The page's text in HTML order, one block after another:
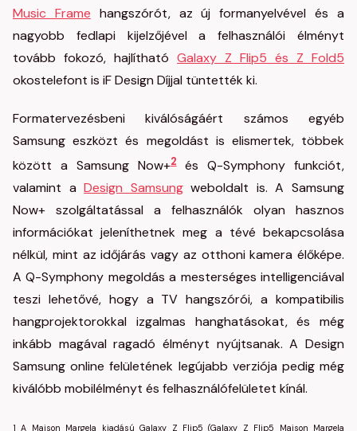
Music Frame hangszórót, az új formanyelvével és a
nagyobb fedlapi kijelzőjével a felhasználói élményt
tovább fokozó, hajlítható Galaxy Z Flip5 és Z Fold5
okostelefont is iF Design Díjjal tüntették ki.
Formatervezésbeni kiválóságáért számos egyéb
Samsung eszközt és megoldást is elismertek, többek
között a Samsung Now+2és Q-Symphony funkciót,
valamint aDesign Samsungweboldalt is. A Samsung
Now+ szolgáltatással a felhasználók olyan hasznos
információkat jeleníthetnek meg a tévé bekapcsolása
nélkül, mint az időjárás vagy az otthoni kamera élőképe.
A Q-Symphony megoldás a mesterséges intelligenciával
teszi lehetővé, hogy a TV hangszórói, a kompatibilis
hangprojektorokkal izgalmas hanghatásokat, és még
inkább magával ragadó élményt nyújtsanak. A Design
Samsung online felületének legújabb verziója pedig még
kiválóbb mobilélményt és felhasználófelületet kínál.
1 A Maison Margela kiadású Galaxy Z Flip5 (Galaxy Z Flip5 Maison Margela